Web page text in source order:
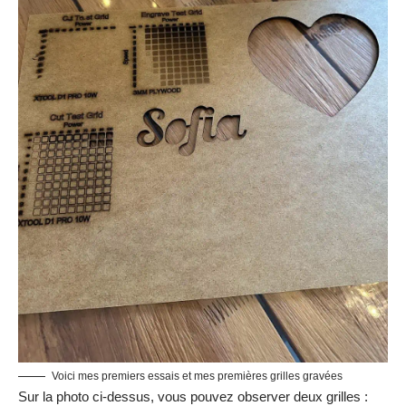
Voir le super bundle sur le site officiel
xTool
Quelques créations réalisées avec la
xTool D1 PRO 20 W
Pour être un peu plus concret, je vais vous montrer ce que j’ai
pu faire avec lagraveuse laser xTool D1 PRO 20 W. Mais je
vais d’abord vous parler des matières utilisables.
Vous retrouvez laliste complète sur le site de xTool, mais
pour ma part, j’ai de l’intérêt pour ces différentes matières :
Le bois
Acrylique